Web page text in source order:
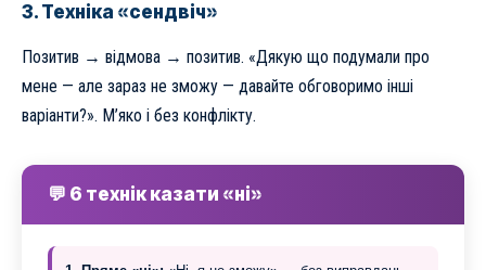
3. Техніка «сендвіч»
Позитив → відмова → позитив. «Дякую що подумали про
мене — але зараз не зможу — давайте обговоримо інші
варіанти?». М’яко і без конфлікту.
💬 6 технік казати «ні»